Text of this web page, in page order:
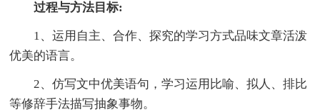
过程与方法目标:
1、运用自主、合作、探究的学习方式品味文章活泼
优美的语言。
2、仿写文中优美语句，学习运用比喻、拟人、排比
等修辞手法描写抽象事物。